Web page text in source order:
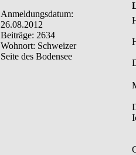
Anmeldungsdatum:
26.08.2012
Beiträge: 2634
Wohnort: Schweizer
Seite des Bodensee